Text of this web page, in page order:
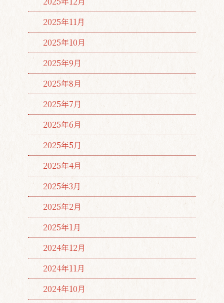
2025年11月
2025年10月
2025年9月
2025年8月
2025年7月
2025年6月
2025年5月
2025年4月
2025年3月
2025年2月
2025年1月
2024年12月
2024年11月
2024年10月